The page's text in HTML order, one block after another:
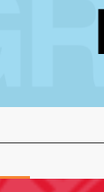
2024
agora com